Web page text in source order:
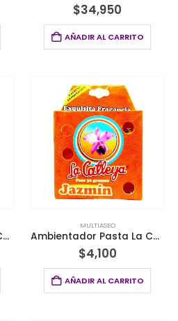
$34,950
AÑADIR AL CARRITO
Ambientador Pasta La Catleya Canela 30G
MULTIASEO
Ambientador Pasta La Catleya Jazmin 30G
$4,100
AÑADIR AL CARRITO